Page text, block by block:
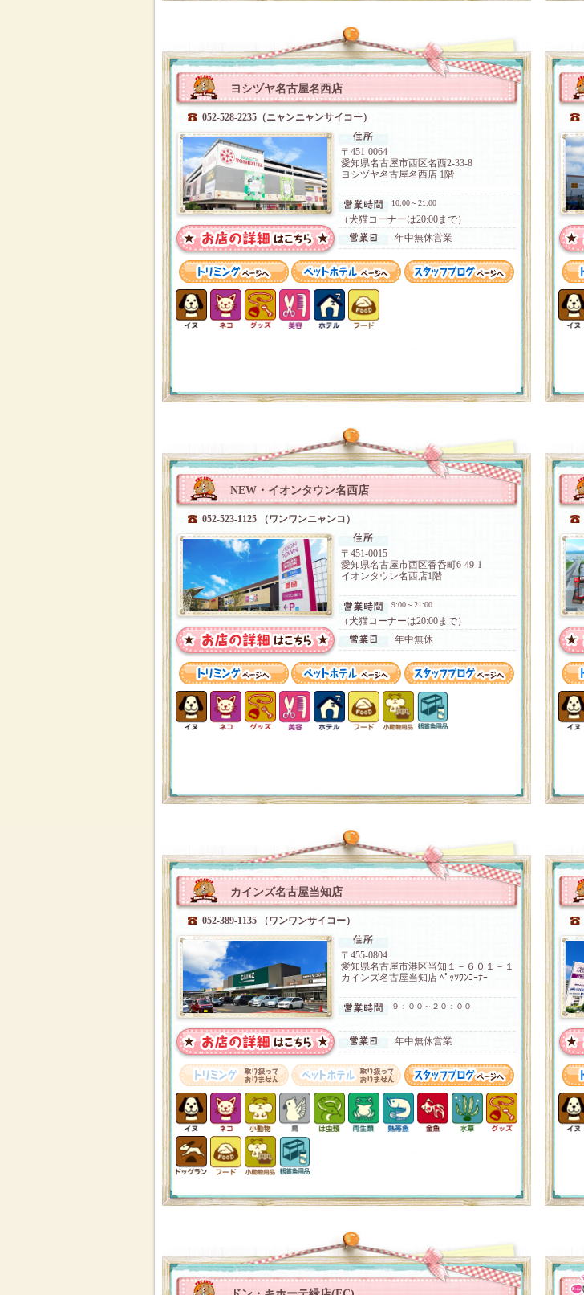
ヨシヅヤ名古屋名西店
052-528-2235（ニャンニャンサイコー）
〒451-0064
愛知県名古屋市西区名西2-33-8
ヨシヅヤ名古屋名西店 1階
10:00～21:00
（犬猫コーナーは20:00まで）
年中無休営業
NEW・イオンタウン名西店
052-523-1125 （ワンワンニャンコ）
〒451-0015
愛知県名古屋市西区香呑町6-49-1
イオンタウン名西店1階
9:00～21:00
（犬猫コーナーは20:00まで）
年中無休
カインズ名古屋当知店
052-389-1135 （ワンワンサイコー）
〒455-0804
愛知県名古屋市港区当知１－６０１－１
カインズ名古屋当知店 ﾍﾟｯﾂﾜﾝｺｰﾅｰ
９：００～２０：００
年中無休営業